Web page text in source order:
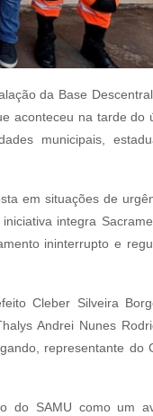
da Base
aconteceu na tarde do
municipais,
em situações de
integra
ininterrupto e
Cleber Silveira
Andrei Nunes
representante do
do SAMU como um